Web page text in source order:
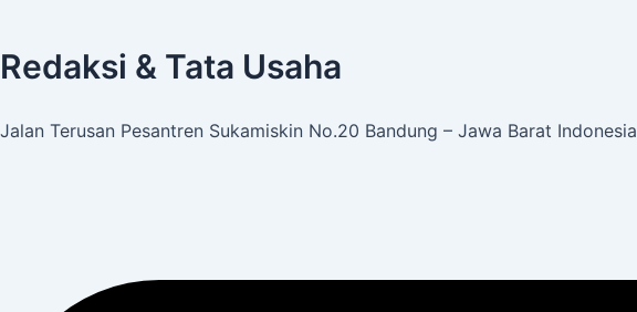
Redaksi & Tata Usaha
Jalan Terusan Pesantren Sukamiskin No.20 Bandung – Jawa Barat Indonesia